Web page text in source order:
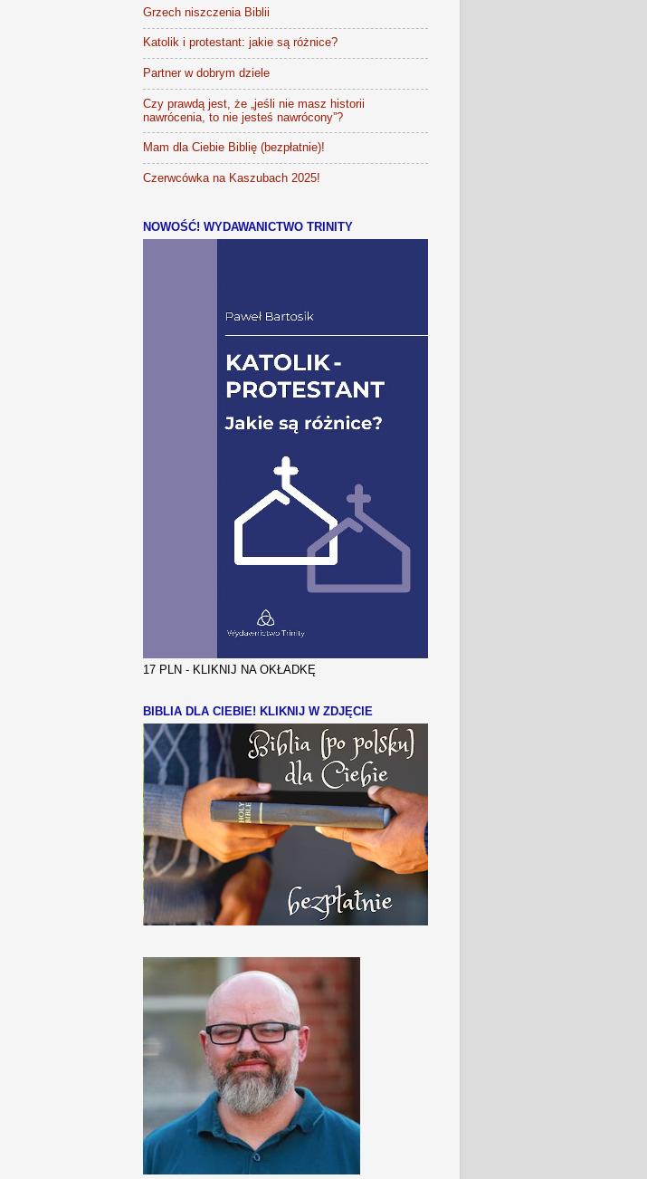
Grzech niszczenia Biblii
Katolik i protestant: jakie są różnice?
Partner w dobrym dziele
Czy prawdą jest, że „jeśli nie masz historii
nawrócenia, to nie jesteś nawrócony”?
Mam dla Ciebie Biblię (bezpłatnie)!
Czerwcówka na Kaszubach 2025!
NOWOŚĆ! WYDAWANICTWO TRINITY
17 PLN - KLIKNIJ NA OKŁADKĘ
BIBLIA DLA CIEBIE! KLIKNIJ W ZDJĘCIE